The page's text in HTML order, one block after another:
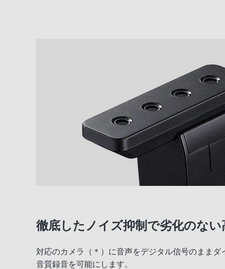
徹底したノイズ抑制で劣化のない
対応のカメラ（＊）に音声をデジタル信号のまま
音質録音を可能にします。